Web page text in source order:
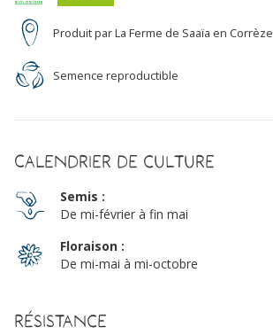
Produit par La Ferme de Saaïa en Corrèze
Semence reproductible
Calendrier de culture
Semis :
De mi-février à fin mai
Floraison :
De mi-mai à mi-octobre
Résistance